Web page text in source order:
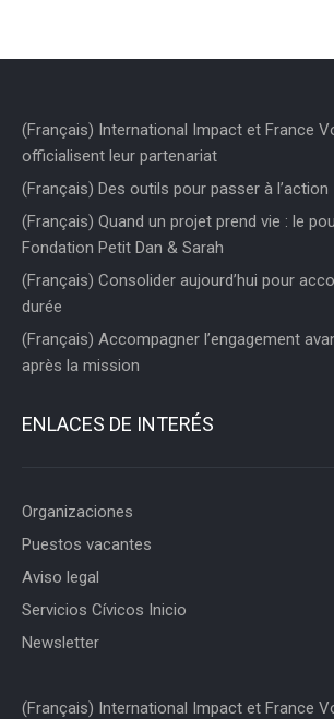
(Français) International Impact et France
officialisent leur partenariat
(Français) Des outils pour passer à l’action
(Français) Quand un projet prend vie : le
Fondation Petit Dan & Sarah
(Français) Consolider aujourd’hui pour
durée
(Français) Accompagner l’engagement
après la mission
ENLACES DE INTERÉS
Organizaciones
Puestos vacantes
Aviso legal
Servicios Cívicos Inicio
Newsletter
(Français) International Impact et France